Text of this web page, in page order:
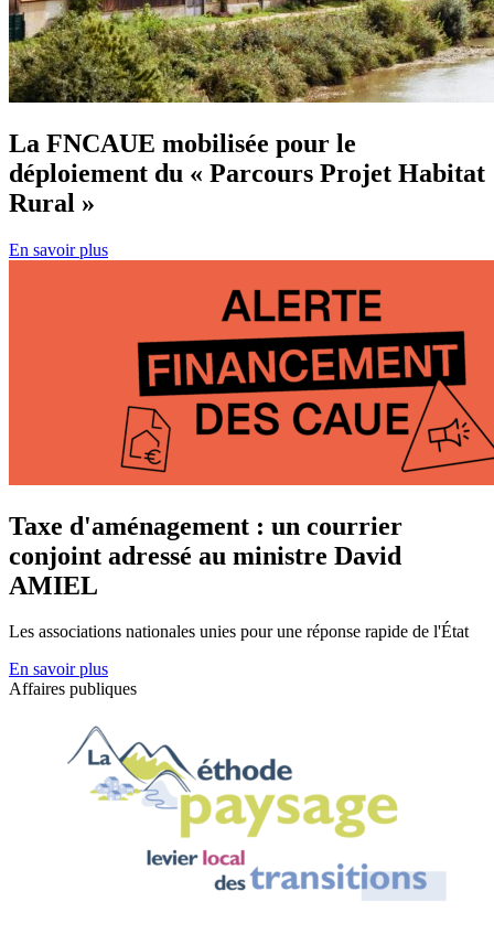
La FNCAUE mobilisée pour le
déploiement du « Parcours Projet Habitat
Rural »
En savoir plus
Taxe d'aménagement : un courrier
conjoint adressé au ministre David
AMIEL
Les associations nationales unies pour une réponse rapide de l'État
En savoir plus
Affaires publiques